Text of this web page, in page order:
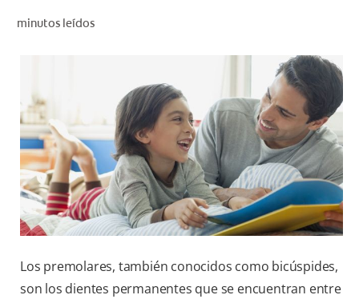
PARA PROFESIONALES
CUPONES
DO (ES)
SUSCRÍBASE
minutos leídos
Los premolares, también conocidos como bicúspides,
son los dientes permanentes que se encuentran entre